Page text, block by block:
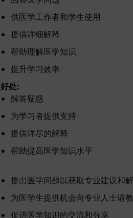
供医学工作者和学生使用
提供详细解释
帮助理解医学知识
提升学习效率
好处:
解答疑惑
为学习者提供支持
提供详尽的解释
帮助提高医学知识水平
提出医学问题以获取专业建议和
为医学生提供机会向专业人士请
促进医学知识的交流和分享